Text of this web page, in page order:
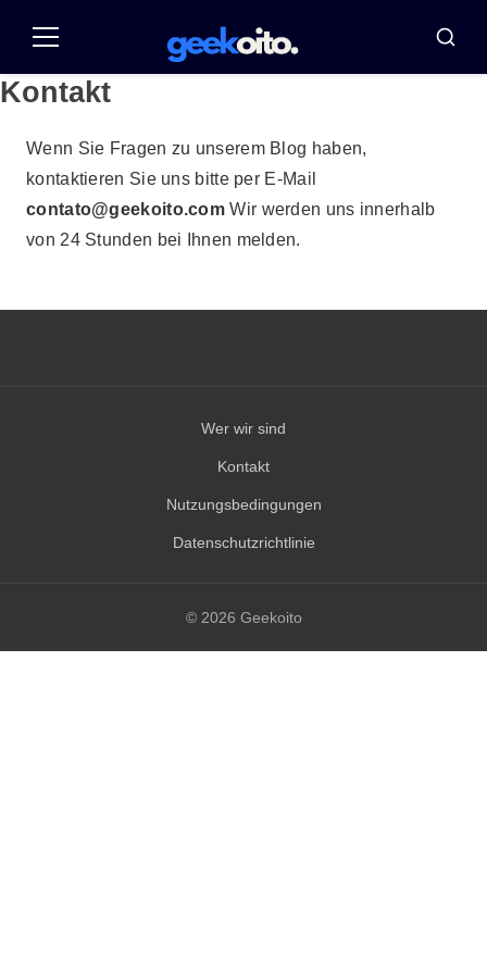
para
conteúdo
Speisekarte
Kontakt
Wenn Sie Fragen zu unserem Blog haben,
kontaktieren Sie uns bitte per E-Mail
contato@geekoito.com Wir werden uns innerhalb
von 24 Stunden bei Ihnen melden.
Wer wir sind
Kontakt
Nutzungsbedingungen
Datenschutzrichtlinie
© 2026 Geekoito